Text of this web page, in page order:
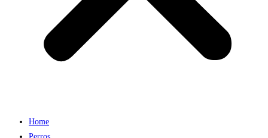
Home